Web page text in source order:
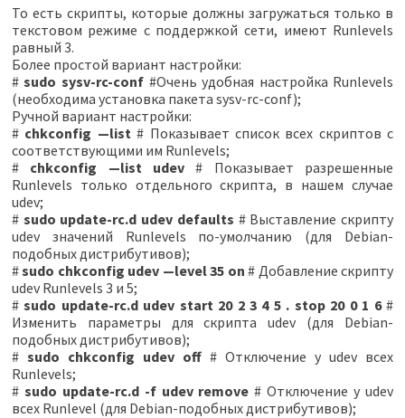
То есть скрипты, которые должны загружаться только в
текстовом режиме с поддержкой сети, имеют Runlevels
равный 3.
Более простой вариант настройки:
#sudo sysv-rc-conf #Очень удобная настройка Runlevels
(необходима установка пакета sysv-rc-conf);
Ручной вариант настройки:
# chkconfig —list# Показывает список всех скриптов с
соответствующими им Runlevels;
# chkconfig —list udev # Показывает разрешенные
Runlevels только отдельного скрипта, в нашем случае
udev;
# sudo update-rc.d udev defaults # Выставление скрипту
udev значений Runlevels по-умолчанию (для Debian-
подобных дистрибутивов);
#sudo chkconfig udev —level 35 on # Добавление скрипту
udev Runlevels 3 и 5;
#sudo update-rc.d udev start 20 2 3 4 5 . stop 20 0 1 6#
Изменить параметры для скрипта udev (для Debian-
подобных дистрибутивов);
# sudo chkconfig udev off# Отключение у udev всех
Runlevels;
# sudo update-rc.d -f udev remove # Отключение у udev
всех Runlevel (для Debian-подобных дистрибутивов);